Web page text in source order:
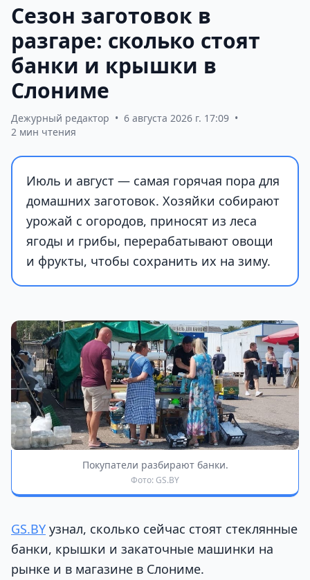
Сезон заготовок в
разгаре: сколько стоят
банки и крышки в
Слониме
Дежурный редактор • 6 августа 2026 г. 17:09 •
2 мин чтения
Июль и август — самая горячая пора для
домашних заготовок. Хозяйки собирают
урожай с огородов, приносят из леса
ягоды и грибы, перерабатывают овощи
и фрукты, чтобы сохранить их на зиму.
Покупатели разбирают банки.
Фото: GS.BY
GS.BY узнал, сколько сейчас стоят стеклянные
банки, крышки и закаточные машинки на
рынке и в магазине в Слониме.